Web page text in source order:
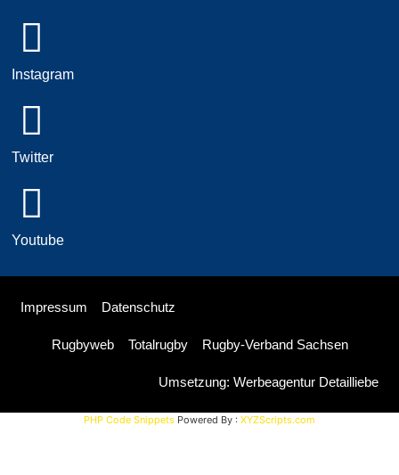
Instagram
Twitter
Youtube
Impressum Datenschutz
Rugbyweb Totalrugby Rugby-Verband Sachsen
Umsetzung: Werbeagentur Detailliebe
PHP Code Snippets Powered By : XYZScripts.com